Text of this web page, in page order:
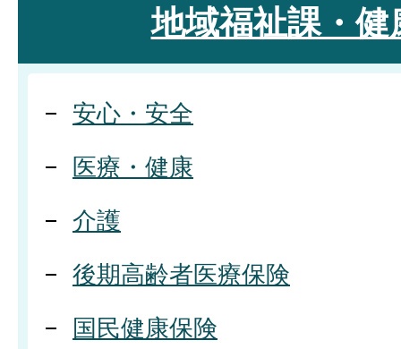
地域福祉課・健
安心・安全
医療・健康
介護
後期高齢者医療保険
国民健康保険